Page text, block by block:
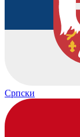
Српски